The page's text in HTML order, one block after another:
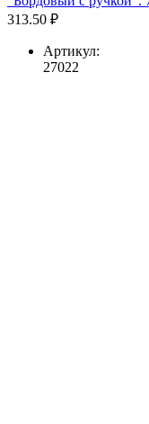
313.50 ₽
Артикул:
27022